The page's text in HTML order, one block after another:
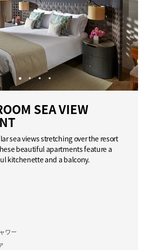
SEA VIEW
sea views stretching over the resort
beautiful apartments feature a
kitchenette and a balcony.
ワー